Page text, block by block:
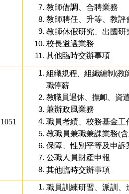
教師借調、合聘業務
教師聘任、升等、教評
教師休假研究、出國研
校長遴選業務
其他臨時交辦事項
1051
組織規程、組織編制(教
職停薪
教職員退休、撫卹、資
兼辦政風業務
職員考績、校務基金工
教職員兼職兼課業務(
保障、性別平等及申訴
公職人員財產申報
其他臨時交辦事項
職員訓練研習、派訓、